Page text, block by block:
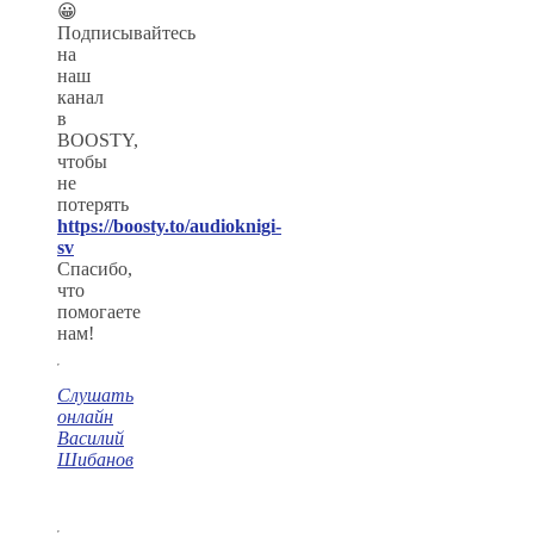
😀
Подписывайтесь
на
наш
канал
в
BOOSTY,
чтобы
не
потерять
https://boosty.to/audioknigi-
sv
Спасибо,
что
помогаете
нам!
Слушать
онлайн
Василий
Шибанов